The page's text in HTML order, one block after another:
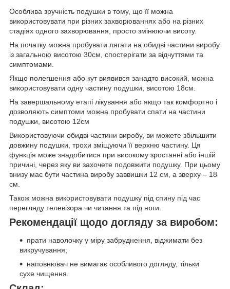
Особлива зручність подушки в тому, що її можна
використовувати при різних захворюваннях або на різних
стадіях одного захворювання, просто змінюючи висоту.
На початку можна пробувати лягати на обидві частини виробу
із загальною висотою 30см, спостерігати за відчуттями та
симптомами.
Якщо полегшення або кут виявився занадто високий, можна
використовувати одну частину подушки, висотою 18см.
На завершальному етапі лікування або якщо так комфортно і
дозволяють симптоми можна пробувати спати на частини
подушки, висотою 12см
Використовуючи обидві частини виробу, ви можете збільшити
довжину подушки, трохи зміщуючи її верхню частину. Ця
функція може знадобитися при високому зростанні або іншій
причині, через яку ви захочете подовжити подушку. При цьому
внизу має бути частина виробу заввишки 12 см, а зверху – 18
см.
Також можна використовувати подушку під спину під час
перегляду телевізора чи читання та під ноги.
Рекомендації щодо догляду за виробом:
прати наволочку у міру забруднення, віджимати без
викручування;
наповнювач не вимагає особливого догляду, тільки
сухе чищення.